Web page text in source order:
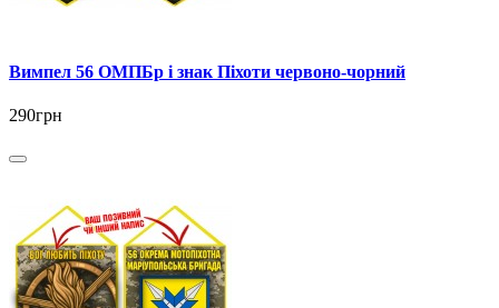
Вимпел 56 ОМПБр і знак Піхоти червоно-чорний
290грн